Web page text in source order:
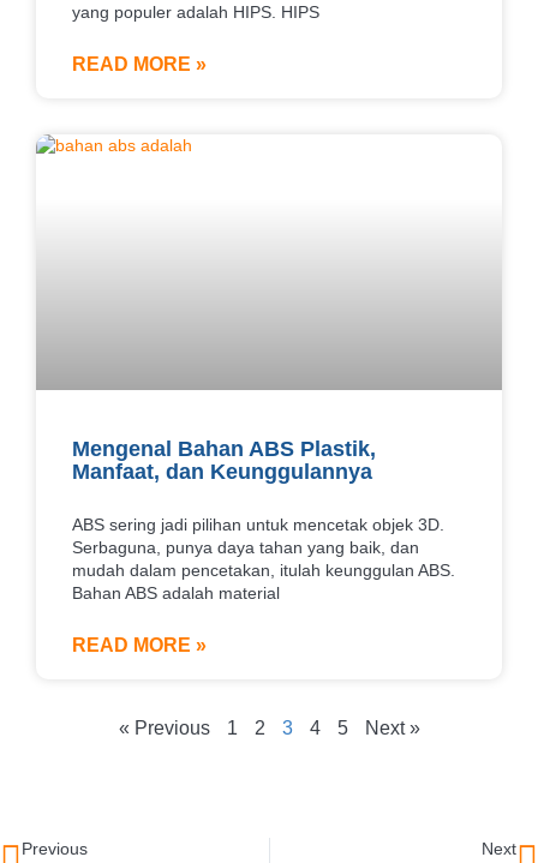
yang populer adalah HIPS. HIPS
READ MORE »
Mengenal Bahan ABS Plastik,
Manfaat, dan Keunggulannya
ABS sering jadi pilihan untuk mencetak objek 3D.
Serbaguna, punya daya tahan yang baik, dan
mudah dalam pencetakan, itulah keunggulan ABS.
Bahan ABS adalah material
READ MORE »
« Previous 1 2 3 4 5 Next »
Previous
Next